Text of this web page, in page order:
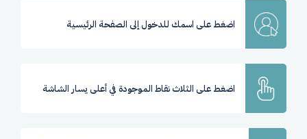
اضغط على اسمك للدخول إلى الصفحة الرئيسية
اضغط على الثلاث نقاط الموجودة في أعلى يسار الشاشة